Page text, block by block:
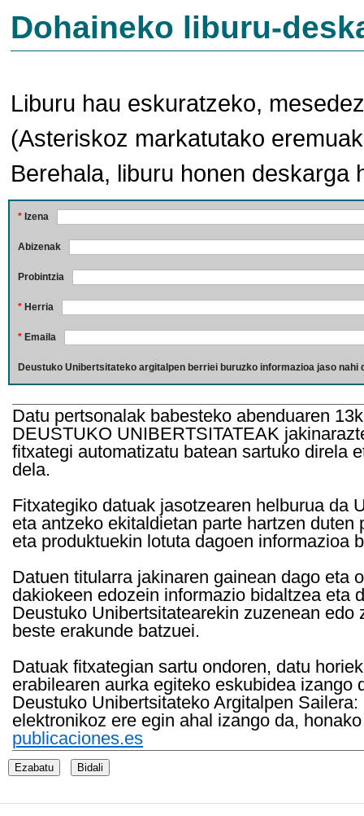
Dohaineko liburu-
Liburu hau eskuratzeko,
(Asteriskoz markatutako
Berehala, liburu honen deskarga
* Izena
Abizenak
Probintzia
* Herria
* Emaila
Deustuko Unibertsitateko argitalpen berriei buruzko informazioa jaso nahi
Datu pertsonalak babesteko abenduaren
DEUSTUKO UNIBERTSITATEAK
fitxategi automatizatu batean sartuko direla
dela.
Fitxategiko datuak jasotzearen helburua da
eta antzeko ekitaldietan parte hartzen
eta produktuekin lotuta dagoen informazioa
Datuen titularra jakinaren gainean dago eta
dakiokeen edozein informazio bidaltzea eta
Deustuko Unibertsitatearekin zuzenean
beste erakunde batzuei.
Datuak fitxategian sartu ondoren, datu
erabilearen aurka egiteko eskubidea
Deustuko Unibertsitateko Argitalpen
elektronikoz ere egin ahal izango da,
publicaciones.es
Ezabatu Bidali